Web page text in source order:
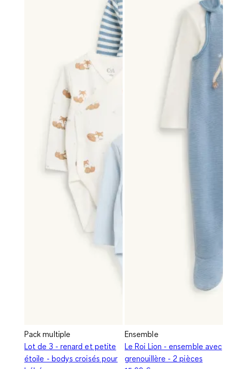
Pack multiple
Lot de 3 - renard et petite
étoile - bodys croisés pour
Ensemble
Le Roi Lion - ensemble avec
grenouillère - 2 pièces